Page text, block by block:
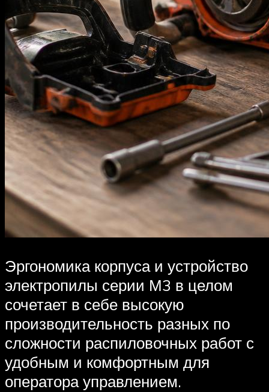
Эргономика корпуса и устройство
электропилы серии М3 в целом
сочетает в себе высокую
производительность разных по
сложности распиловочных работ с
удобным и комфортным для
оператора управлением.